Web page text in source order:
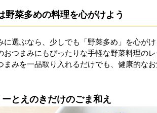
野菜多めの料理を心がけよう
に選ぶなら、少しでも「野菜多め」を心が
おつまみにもぴったりな手軽な野菜料理の
まみを一品取り入れるだけでも、健康的なお
とえのきだけのごま和え